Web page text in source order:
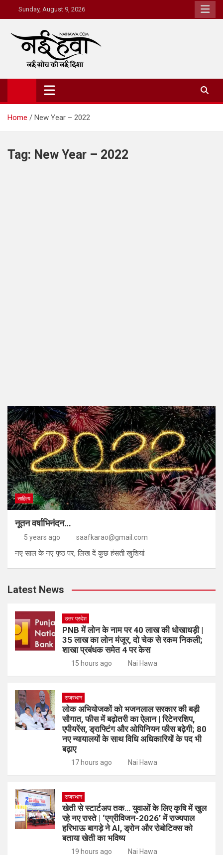
Sunday, August 9, 2026
Nai Hawa
Home New Year – 2022
Tag: New Year – 2022
साहित्य
नूतन वर्षाभिनंदन…
5 years ago saafkarao@gmail.com
नए साल के नए पृष्ठ पर, लिख दें कुछ हंसती खुशियां
Latest News
उत्तर प्रदेश
PNB में लोन के नाम पर 40 लाख की धोखाधड़ी |
35 लाख का लोन मंजूर, दो चेक से रकम निकली;
शाखा प्रबंधक समेत 4 पर केस
15 hours ago Nai Hawa
राजस्थान
लोक अभियोजकों को भजनलाल सरकार की बड़ी
सौगात, फीस में बढ़ोतरी का ऐलान | रिटेनरशिप,
एपीयरेंस, ड्राफ्टिंग और ओपिनियन फीस बढ़ेगी; 80
नए न्यायालयों के साथ विधि अधिकारियों के पद भी
बढ़ाए
17 hours ago Nai Hawa
राजस्थान
खेती से स्टार्टअप तक… युवाओं के लिए कृषि में खुल
रहे नए रास्ते | ‘एग्रीविजन-2026’ में राज्यपाल
हरिभाऊ बागड़े ने AI, ड्रोन और रोबोटिक्स को
बताया खेती का भविष्य
19 hours ago Nai Hawa